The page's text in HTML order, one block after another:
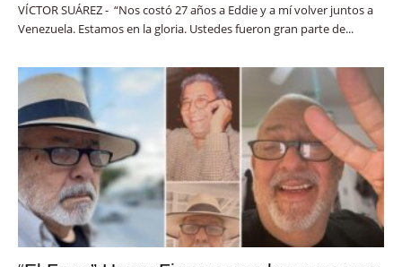
VÍCTOR SUÁREZ - “Nos costó 27 años a Eddie y a mí volver juntos a
Venezuela. Estamos en la gloria. Ustedes fueron gran parte de...